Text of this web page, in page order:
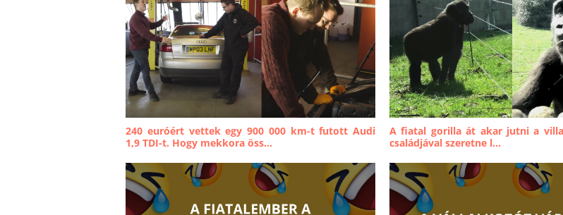
240 euróért vettek egy 900 000 km-t futott Audi
1,9 TDI-t. Hogy mekkora öss...
A fiatal gorilla át akar jutni a
családjával szeretne l...